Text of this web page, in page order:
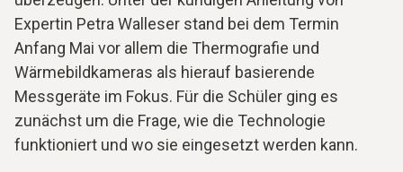
Expertin Petra Walleser stand bei dem Termin
Anfang Mai vor allem die Thermografie und
Wärmebildkameras als hierauf basierende
Messgeräte im Fokus. Für die Schüler ging es
zunächst um die Frage, wie die Technologie
funktioniert und wo sie eingesetzt werden kann.